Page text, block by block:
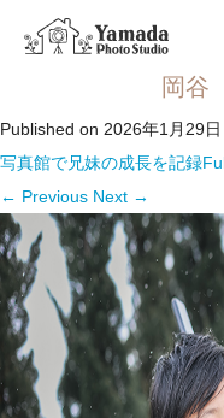
岡谷
Published on 2026年1月29日
写真館で兄妹の成長を記録
← Previous Next →